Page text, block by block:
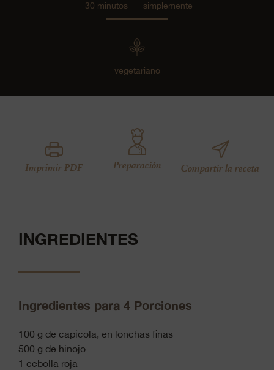
30 minutos simplemente
vegetariano
Imprimir PDF Preparación Compartir la receta
INGREDIENTES
Ingredientes para 4 Porciones
100 g de capicola, en lonchas finas
500 g de hinojo
1 cebolla roja